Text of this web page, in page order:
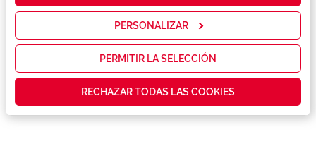
servicios y
las
que realmente
contenidos
personalizados
PERSONALIZAR
PERMITIR LA SELECCIÓN
RECHAZAR TODAS LAS COOKIES
Conselhos
Serviços exclusivos